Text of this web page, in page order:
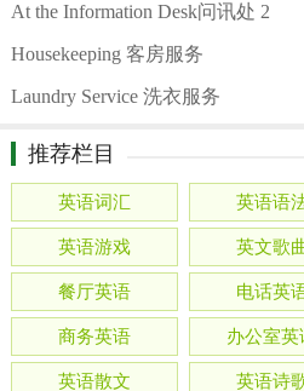
At the Information Desk问讯处 2
Housekeeping 客房服务
Laundry Service 洗衣服务
推荐栏目
英语词汇 英语语
英语游戏 英文歌
餐厅英语 电话英
商务英语 办公室英
英语散文 英语诗